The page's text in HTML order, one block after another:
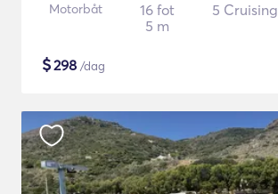
Motorbåt
16 fot
5 m
5 Cruising
$298 /dag